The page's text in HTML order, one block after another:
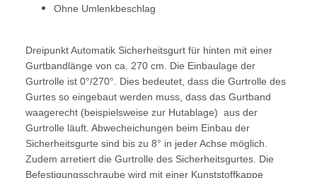
Ohne Umlenkbeschlag
Dreipunkt Automatik Sicherheitsgurt für hinten mit einer
Gurtbandlänge von ca. 270 cm. Die Einbaulage der
Gurtrolle ist 0°/270°. Dies bedeutet, dass die Gurtrolle des
Gurtes so eingebaut werden muss, dass das Gurtband
waagerecht (beispielsweise zur Hutablage) aus der
Gurtrolle läuft. Abwecheichungen beim Einbau der
Sicherheitsgurte sind bis zu 8° in jeder Achse möglich.
Zudem arretiert die Gurtrolle des Sicherheitsgurtes. Die
Befestigungsschraube wird mit einer Kunststoffkappe